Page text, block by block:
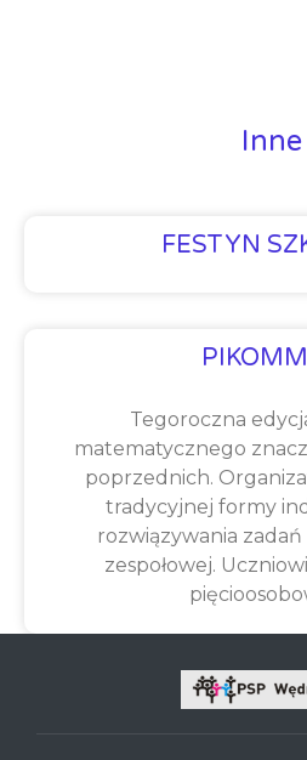
Inne
FESTYN
Tegoroczna
matematycznego
poprzednich.
tradycyjnej formy
rozwiązywania
zespołowej.